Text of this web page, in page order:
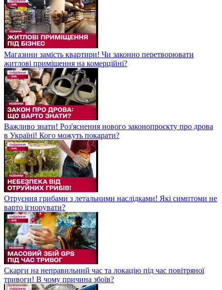
Магазини замість квартири! Чи законно перетворювати
житлові приміщення на комерційні?
Важливо знати! Роз'яснення нового законопроєкту про дрова
в Україні! Кого можуть покарати?
Отруєння грибами з летальними наслідками! Які симптоми не
варто ігнорувати?
Скарги на неправильний час та локацію під час повітряної
тривоги! В чому причина збоїв?